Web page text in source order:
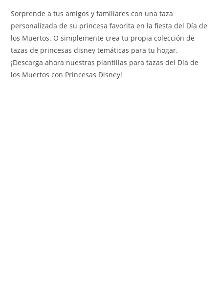
Sorprende a tus amigos y familiares con una taza
personalizada de su princesa favorita en la fiesta del Día de
los Muertos. O simplemente crea tu propia colección de
tazas de princesas disney temáticas para tu hogar.
¡Descarga ahora nuestras plantillas para tazas del Día de
los Muertos con Princesas Disney!